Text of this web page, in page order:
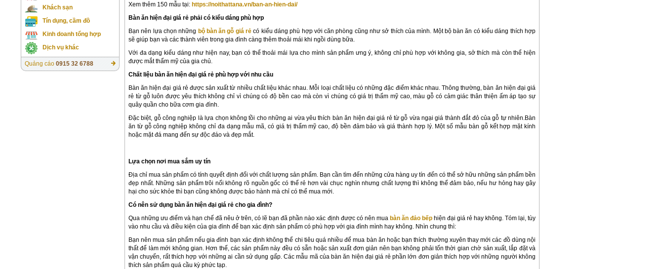
Khách sạn
Tín dụng, cầm đồ
Kinh doanh tổng hợp
Dịch vụ khác
Quảng cáo 0915 32 6788
Xem thêm 150 mẫu tại: https://noithattana.vn/ban-an-hien-dai/
Bàn ăn hiện đại giá rẻ phải có kiểu dáng phù hợp
Bạn nên lựa chọn những bộ bàn ăn gỗ giá rẻ có kiểu dáng phù hợp với căn phòng cũng như sở thích của mình. Một bộ bàn ăn có kiểu dáng thích hợp
sẽ giúp bạn và các thành viên trong gia đình càng thêm thoải mái khi ngồi dùng bữa.
Với đa dạng kiểu dáng như hiện nay, bạn có thể thoải mái lựa cho mình sản phẩm ưng ý, không chỉ phù hợp với không gia, sở thích mà còn thể hiện
được mắt thẩm mỹ của gia chủ.
Chất liệu bàn ăn hiện đại giá rẻ phù hợp với nhu cầu
Bàn ăn hiện đại giá rẻ được sản xuất từ nhiều chất liệu khác nhau. Mỗi loại chất liệu có những đặc điểm khác nhau. Thông thường, bàn ăn hiện đại giá
rẻ từ gỗ luôn được yêu thích không chỉ vì chúng có độ bền cao mà còn vì chúng có giá trị thẩm mỹ cao, màu gỗ có cảm giác thân thiện ấm áp tạo sự
quây quần cho bữa cơm gia đình.
Đặc biệt, gỗ công nghiệp là lựa chọn không tồi cho những ai vừa yêu thích bàn ăn hiện đại giá rẻ từ gỗ vừa ngại giá thành đắt đỏ của gỗ tự nhiên.Bàn
ăn từ gỗ công nghiệp không chỉ đa dạng mẫu mã, có giá trị thẩm mỹ cao, độ bền đảm bảo và giá thành hợp lý. Một số mẫu bàn gỗ kết hợp mặt kính
hoặc mặt đá mang đến sự độc đáo và đẹp mắt.
Lựa chọn nơi mua sắm uy tín
Địa chỉ mua sản phẩm có tính quyết định đối với chất lượng sản phẩm. Bạn cần tìm đến những cửa hàng uy tín đến có thể sở hữu những sản phẩm bền
đẹp nhất. Những sản phẩm trôi nổi không rõ nguồn gốc có thể rẻ hơn vài chục nghìn nhưng chất lượng thì không thể đảm bảo, nếu hư hỏng hay gây
hại cho sức khỏe thì bạn cũng không được bảo hành mà chỉ có thể mua mới.
Có nên sử dụng bàn ăn hiện đại giá rẻ cho gia đình?
Qua những ưu điểm và hạn chế đã nêu ở trên, có lẽ bạn đã phần nào xác định được có nên mua bàn ăn đảo bếphiện đại giá rẻ hay không. Tóm lại, tùy
vào nhu cầu và điều kiện của gia đình để bạn xác định sản phẩm có phù hợp với gia đình mình hay không. Nhìn chung thì:
Bạn nên mua sản phẩm nếu gia đình bạn xác định không thể chi tiêu quá nhiều để mua bàn ăn hoặc bạn thích thường xuyên thay mới các đồ dùng nội
thất để làm mới không gian. Hơn thế, các sản phẩm này đều có sẵn hoặc sản xuất đơn giản nên bạn không phải tốn thời gian chờ sản xuất, lắp đặt và
vận chuyển, rất thích hợp với những ai cần sử dụng gấp. Các mẫu mã của bàn ăn hiện đại giá rẻ phần lớn đơn giản thích hợp với những người không
thích sản phẩm quá cầu kỳ phức tạp.